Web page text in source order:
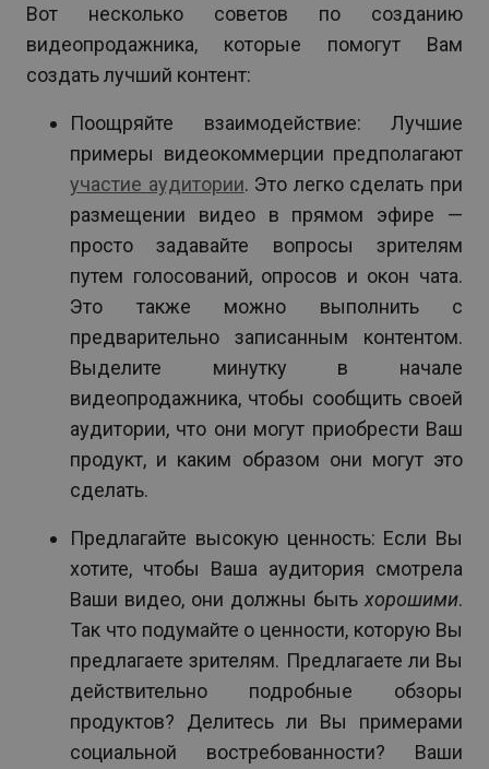
Вот несколько советов по созданию
видеопродажника, которые помогут Вам
создать лучший контент:
Поощряйте взаимодействие: Лучшие
примеры видеокоммерции предполагают
участие аудитории. Это легко сделать при
размещении видео в прямом эфире —
просто задавайте вопросы зрителям
путем голосований, опросов и окон чата.
Это также можно выполнить с
предварительно записанным контентом.
Выделите минутку в начале
видеопродажника, чтобы сообщить своей
аудитории, что они могут приобрести Ваш
продукт, и каким образом они могут это
сделать.
Предлагайте высокую ценность: Если Вы
хотите, чтобы Ваша аудитория смотрела
Ваши видео, они должны быть хорошими.
Так что подумайте о ценности, которую Вы
предлагаете зрителям. Предлагаете ли Вы
действительно подробные обзоры
продуктов? Делитесь ли Вы примерами
социальной востребованности? Ваши